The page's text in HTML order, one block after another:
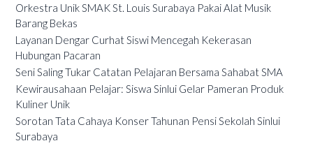
Orkestra Unik SMAK St. Louis Surabaya Pakai Alat Musik
Barang Bekas
Layanan Dengar Curhat Siswi Mencegah Kekerasan
Hubungan Pacaran
Seni Saling Tukar Catatan Pelajaran Bersama Sahabat SMA
Kewirausahaan Pelajar: Siswa Sinlui Gelar Pameran Produk
Kuliner Unik
Sorotan Tata Cahaya Konser Tahunan Pensi Sekolah Sinlui
Surabaya